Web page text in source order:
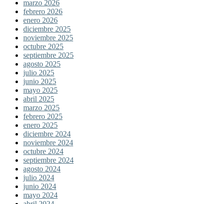
marzo 2026
febrero 2026
enero 2026
diciembre 2025
noviembre 2025
octubre 2025
septiembre 2025
agosto 2025
julio 2025
junio 2025
mayo 2025
abril 2025
marzo 2025
febrero 2025
enero 2025
diciembre 2024
noviembre 2024
octubre 2024
septiembre 2024
agosto 2024
julio 2024
junio 2024
mayo 2024